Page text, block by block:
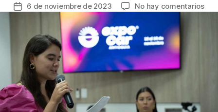
c
e
b
o
o
k
itt
er
ail er
e
st
m
p
ar
tir
Fecha
entrada
6 de noviembre de 2023 No hay comentariosen